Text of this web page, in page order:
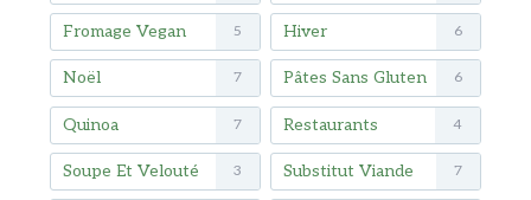
Fromage Vegan 5 Hiver 6
Noël 7 Pâtes Sans Gluten 6
Quinoa 7 Restaurants 4
Soupe Et Velouté 3 Substitut Viande 7